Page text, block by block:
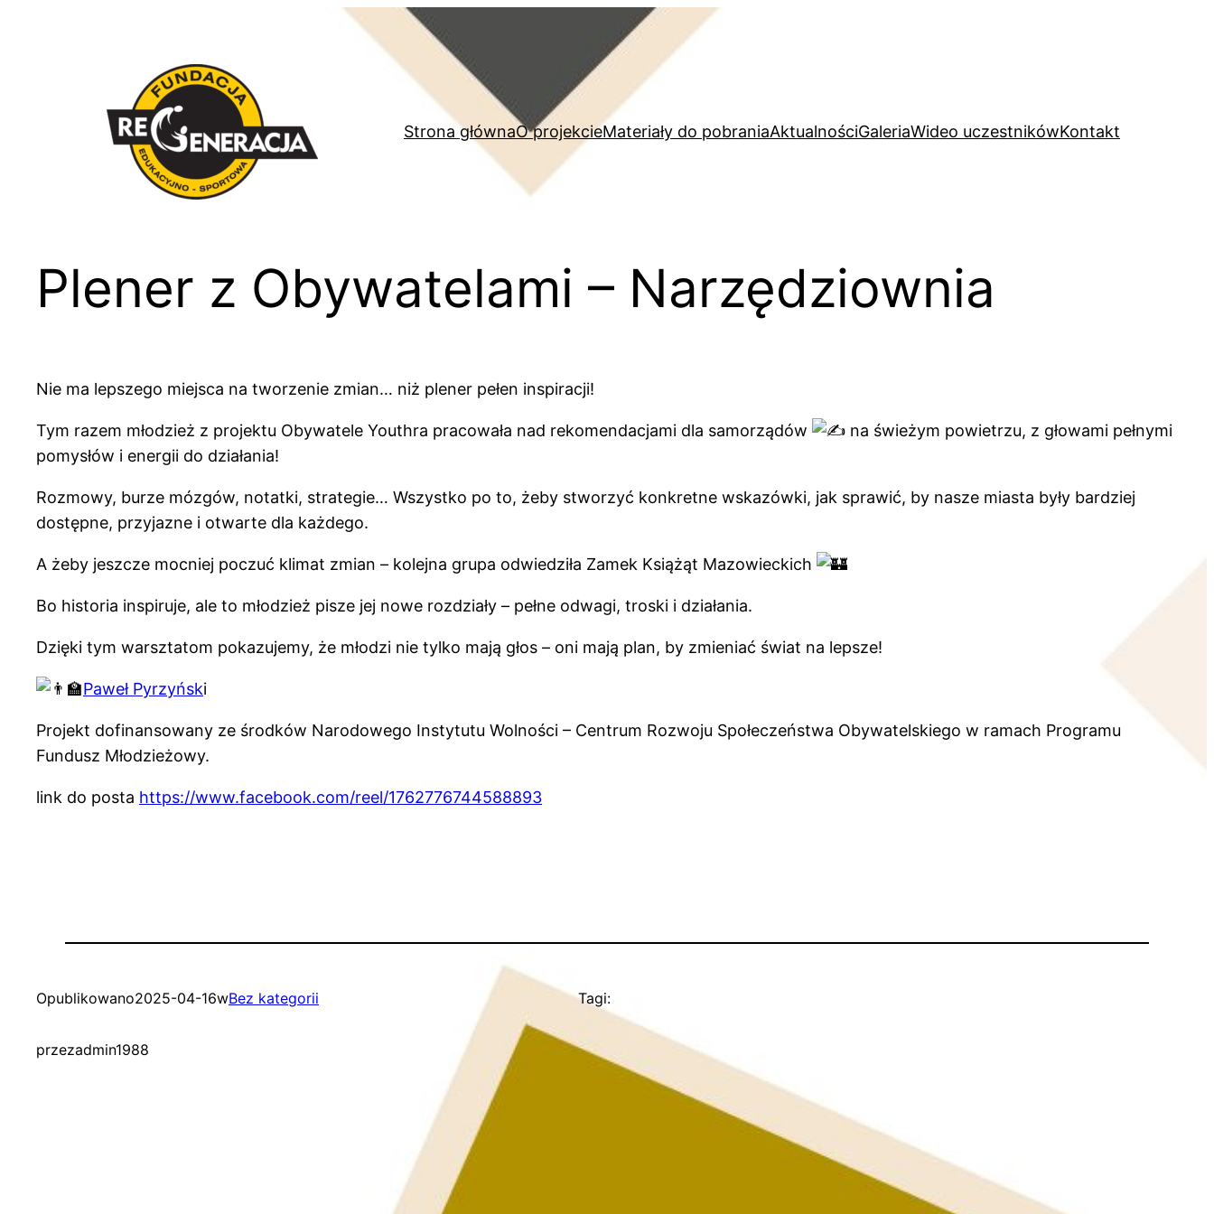
Strona głównaO projekcieMateriały do pobraniaAktualnościGaleriaWideo uczestnikówKontakt
Plener z Obywatelami – Narzędziownia
Nie ma lepszego miejsca na tworzenie zmian… niż plener pełen inspiracji!
Tym razem młodzież z projektu Obywatele Youthra pracowała nad rekomendacjami dla samorządów
na świeżym powietrzu, z głowami pełnymi
pomysłów i energii do działania!
Rozmowy, burze mózgów, notatki, strategie… Wszystko po to, żeby stworzyć konkretne wskazówki, jak sprawić, by nasze miasta były bardziej
dostępne, przyjazne i otwarte dla każdego.
A żeby jeszcze mocniej poczuć klimat zmian – kolejna grupa odwiedziła Zamek Książąt Mazowieckich
Bo historia inspiruje, ale to młodzież pisze jej nowe rozdziały – pełne odwagi, troski i działania.
Dzięki tym warsztatom pokazujemy, że młodzi nie tylko mają głos – oni mają plan, by zmieniać świat na lepsze!
Paweł Pyrzyński
Projekt dofinansowany ze środków Narodowego Instytutu Wolności – Centrum Rozwoju Społeczeństwa Obywatelskiego w ramach Programu
Fundusz Młodzieżowy.
link do posta https://www.facebook.com/reel/1762776744588893
Opublikowano2025-04-16wBez kategorii
przezadmin1988
Tagi: